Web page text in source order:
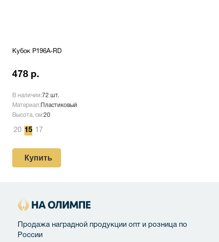
Кубок P196A-RD
478 р.
В наличии:72 шт.
Материал: Пластиковый
Высота, см:20
20 15 17
Купить
Продажа наградной продукции опт и розница по
России